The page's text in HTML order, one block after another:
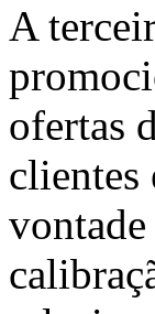
A
ofertas
clientes